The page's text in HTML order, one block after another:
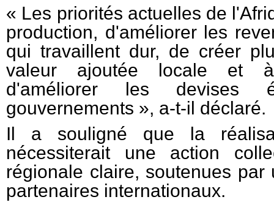
« Les priorités actuelles de
production, d'améliorer les
qui travaillent dur, de créer
valeur ajoutée locale et à
d'améliorer les devises
gouvernements », a-t-il déclaré.
Il a souligné que la
nécessiterait une action
régionale claire, soutenues
partenaires internationaux.